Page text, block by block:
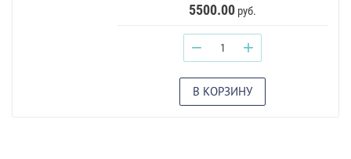
5500.00 руб.
− +
В КОРЗИНУ